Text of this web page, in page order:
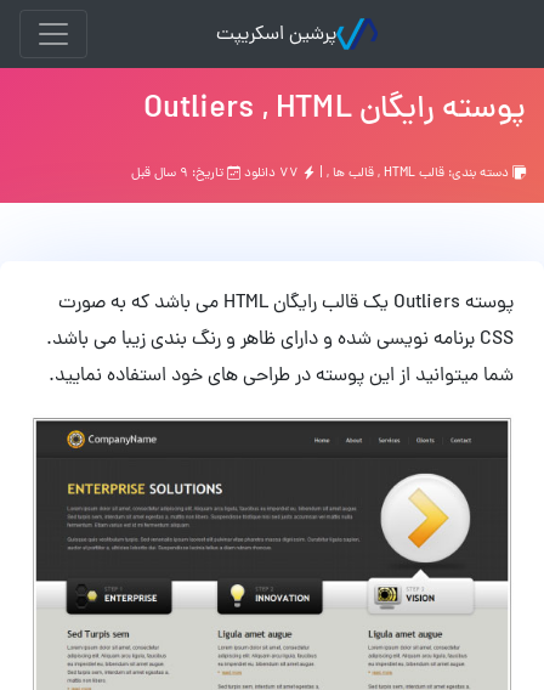
پرشین اسکریپت
پوسته رایگان Outliers , HTML
دسته بندی: قالب HTML ,قالب ها, | تاریخ: ۹ سال قبل
پوسته Outliers یک قالب رایگان HTML می باشد که به صورت
CSS برنامه نویسی شده و دارای ظاهر و رنگ بندی زیبا می باشد.
شما میتوانید از این پوسته در طراحی های خود استفاده نمایید.